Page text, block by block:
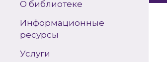
О библиотеке
Информационные
ресурсы
Услуги